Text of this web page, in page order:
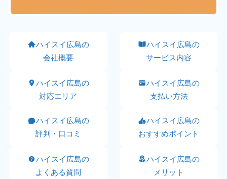
ハイスイ広島の
会社概要
ハイスイ広島の
サービス内容
ハイスイ広島の
対応エリア
ハイスイ広島の
支払い方法
ハイスイ広島の
評判・口コミ
ハイスイ広島の
おすすめポイント
ハイスイ広島の
よくある質問
ハイスイ広島の
メリット